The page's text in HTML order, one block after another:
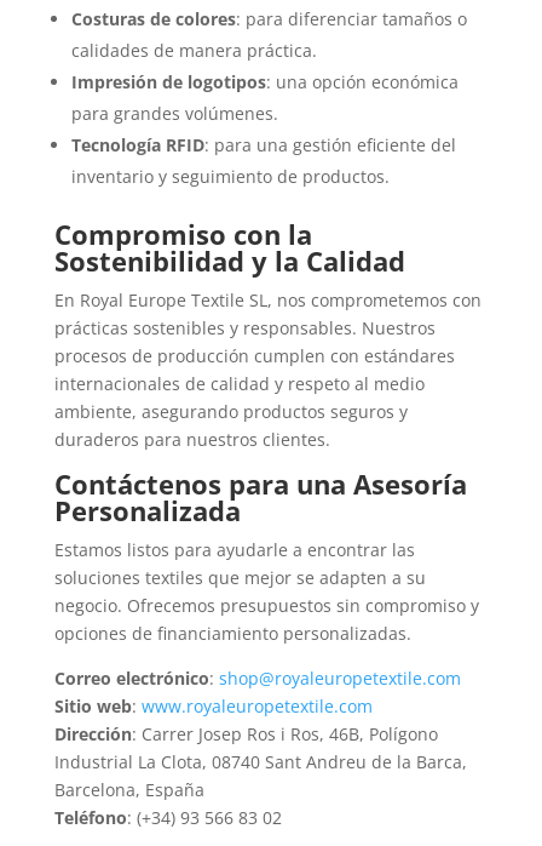
Costuras de colores: para diferenciar tamaños o
calidades de manera práctica.
Impresión de logotipos: una opción económica
para grandes volúmenes.
Tecnología RFID: para una gestión eficiente del
inventario y seguimiento de productos.
Compromiso con la
Sostenibilidad y la Calidad
En Royal Europe Textile SL, nos comprometemos con
prácticas sostenibles y responsables. Nuestros
procesos de producción cumplen con estándares
internacionales de calidad y respeto al medio
ambiente, asegurando productos seguros y
duraderos para nuestros clientes.
Contáctenos para una Asesoría
Personalizada
Estamos listos para ayudarle a encontrar las
soluciones textiles que mejor se adapten a su
negocio. Ofrecemos presupuestos sin compromiso y
opciones de financiamiento personalizadas.
Correo electrónico: shop@royaleuropetextile.com
Sitio web: www.royaleuropetextile.com
Dirección: Carrer Josep Ros i Ros, 46B, Polígono
Industrial La Clota, 08740 Sant Andreu de la Barca,
Barcelona, España
Teléfono: (+34) 93 566 83 02